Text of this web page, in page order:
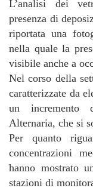
L’analisi dei
presenza di
riportata una
nella quale la
visibile anche a
Nel corso della
caratterizzate da
un incremento
Alternaria, che si
Per quanto
concentrazioni
hanno mostrato
stazioni di